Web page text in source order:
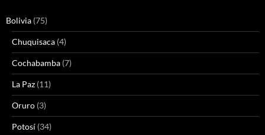
Bolivia (75)
Chuquisaca (4)
Cochabamba (7)
La Paz (11)
Oruro (3)
Potosí (34)